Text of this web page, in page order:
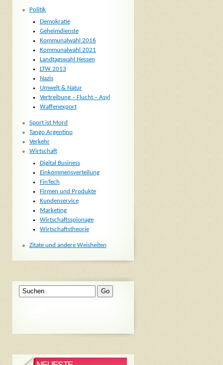
Politik
Demokratie
Geheimdienste
Kommunalwahl 2016
Kommunalwahl 2021
Landtagswahl Hessen
LTW 2013
Nazis
Umwelt & Natur
Vertreibung – Flucht – Asyl
Waffenexport
Sport ist Mord
Tango Argentino
Verkehr
Wirtschaft
Digital Business
Einkommensverteilung
FinTech
Firmen und Produkte
Kundenservice
Marketing
Wirtschaftsspionage
Wirtschaftstheorie
Zitate und andere Weisheiten